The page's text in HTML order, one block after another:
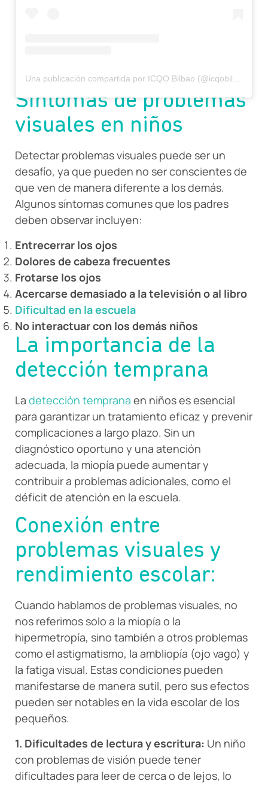
Una publicación compartida por ICQO Bilbao (@icqobilbao)
Síntomas de problemas
visuales en niños
Detectar problemas visuales puede ser un
desafío, ya que pueden no ser conscientes de
que ven de manera diferente a los demás.
Algunos síntomas comunes que los padres
deben observar incluyen:
Entrecerrar los ojos
Dolores de cabeza frecuentes
Frotarse los ojos
Acercarse demasiado a la televisión o al libro
Dificultad en la escuela
No interactuar con los demás niños
La importancia de la
detección temprana
La detección temprana en niños es esencial
para garantizar un tratamiento eficaz y prevenir
complicaciones a largo plazo. Sin un
diagnóstico oportuno y una atención
adecuada, la miopía puede aumentar y
contribuir a problemas adicionales, como el
déficit de atención en la escuela.
Conexión entre
problemas visuales y
rendimiento escolar:
Cuando hablamos de problemas visuales, no
nos referimos solo a la miopía o la
hipermetropía, sino también a otros problemas
como el astigmatismo, la ambliopía (ojo vago) y
la fatiga visual. Estas condiciones pueden
manifestarse de manera sutil, pero sus efectos
pueden ser notables en la vida escolar de los
pequeños.
1. Dificultades de lectura y escritura: Un niño
con problemas de visión puede tener
dificultades para leer de cerca o de lejos, lo